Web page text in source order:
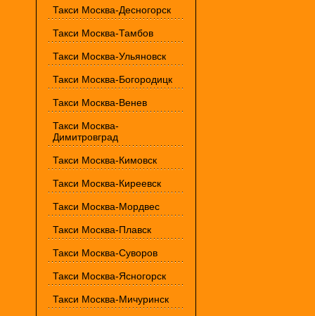
Такси Москва-Десногорск
Такси Москва-Тамбов
Такси Москва-Ульяновск
Такси Москва-Богородицк
Такси Москва-Венев
Такси Москва-
Димитровград
Такси Москва-Кимовск
Такси Москва-Киреевск
Такси Москва-Мордвес
Такси Москва-Плавск
Такси Москва-Суворов
Такси Москва-Ясногорск
Такси Москва-Мичуринск